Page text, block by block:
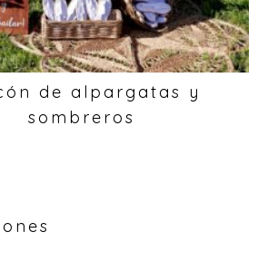
de alpargatas y
sombreros